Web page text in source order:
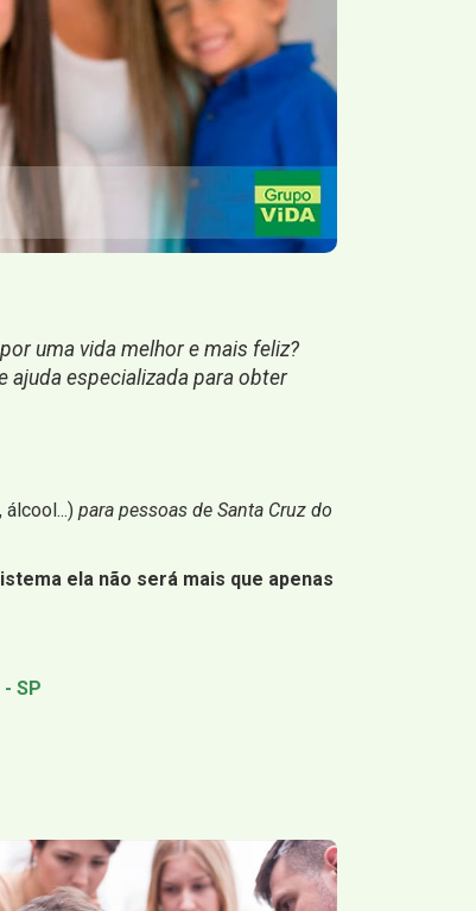
uma vida melhor e mais feliz?
ajuda especializada para obter
álcool...) para pessoas de Santa Cruz do
ela não será mais que apenas
SP